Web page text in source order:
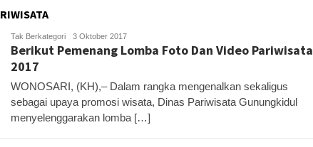
Tak Berkategori Kandar
3 Oktober 2017
Berikut Pemenang Lomba Foto Dan Video Pariwisata
2017
WONOSARI, (KH),– Dalam rangka mengenalkan sekaligus
sebagai upaya promosi wisata, Dinas Pariwisata Gunungkidul
menyelenggarakan lomba […]